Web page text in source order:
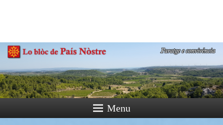
Paratge e Convivència
Menu